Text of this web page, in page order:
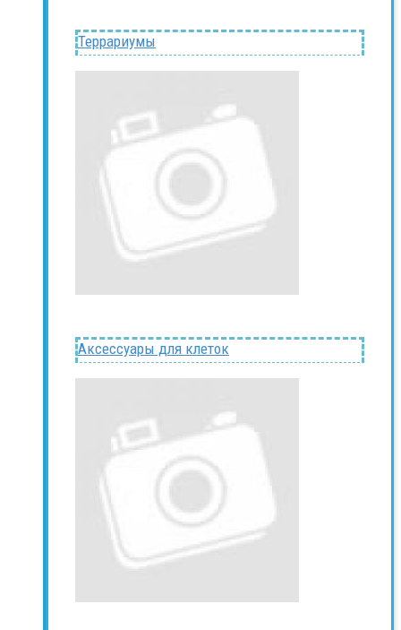
Террариумы
Аксессуары для клеток